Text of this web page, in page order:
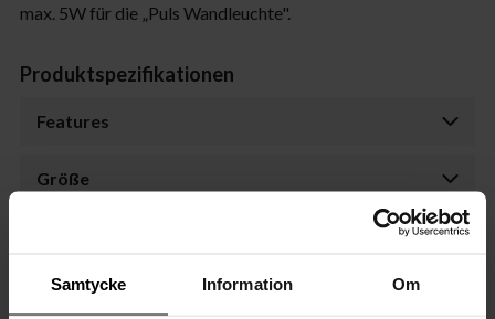
Samtycke Information Om
max. 5W für die „Puls Wandleuchte".
Produktspezifikationen
Features
Größe
Transformator